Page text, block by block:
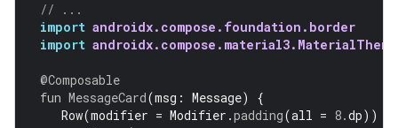
// ...
import androidx.compose.foundation.border
import androidx.compose.material3.MaterialTheme
@Composable
fun MessageCard(msg : Message)
{
Row(modifier = Modifier .padding(all = 8.dp))